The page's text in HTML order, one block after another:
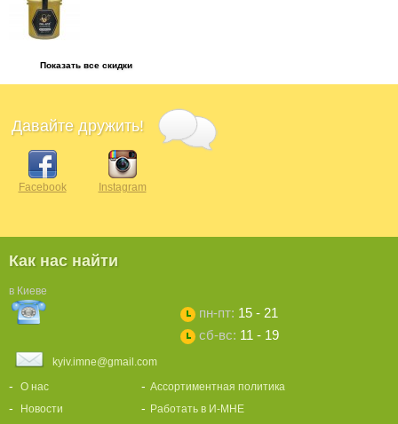
Показать все скидки
Давайте дружить!
Facebook Instagram
Как нас найти
в Киеве
пн-пт: 15 - 21
сб-вс: 11 - 19
kyiv.imne@gmail.com
О нас
Новости
Ассортиментная политика
Работать в И-МНЕ